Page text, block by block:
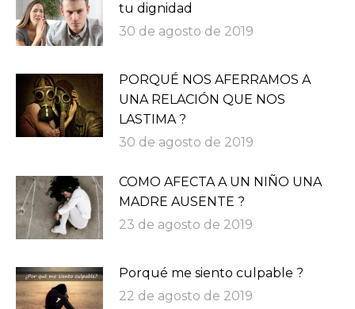
tu dignidad
30 de agosto de 2019
PORQUÉ NOS AFERRAMOS A
UNA RELACIÓN QUE NOS
LASTIMA ?
30 de agosto de 2019
COMO AFECTA A UN NIÑO UNA
MADRE AUSENTE ?
23 de agosto de 2019
Porqué me siento culpable ?
22 de agosto de 2019